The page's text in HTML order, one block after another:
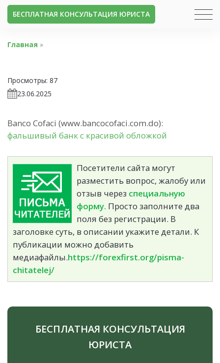
БЕСПЛАТНАЯ КОНСУЛЬТАЦИЯ ЮРИСТА
Главная »
Просмотры: 87
23.06.2025
Banco Cofaci (www.bancocofaci.com.do):
фальшивый банк с красивой обложкой
Посетители сайта могут
разместить вопрос, жалобу или
отзыв через специальную
форму. Просто заполните два
поля без регистрации. В
заголовке суть, в описании укажите детали. К
публикации можно добавить
медиафайлы.https://forexfirst.org/pisma-
chitatelej/
БЕСПЛАТНАЯ КОНСУЛЬТАЦИЯ
ЮРИСТА